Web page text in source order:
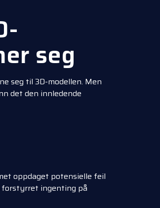
seg
seg til 3D-modellen. Men
det den innledende
oppdaget potensielle feil
forstyrret ingenting på